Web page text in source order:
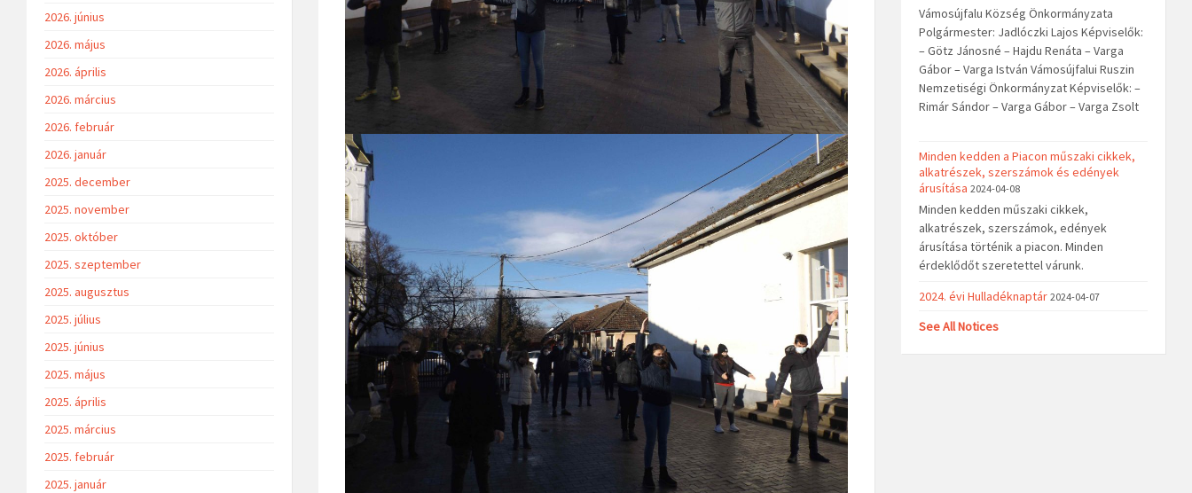
2026. június
2026. május
2026. április
2026. március
2026. február
2026. január
2025. december
2025. november
2025. október
2025. szeptember
2025. augusztus
2025. július
2025. június
2025. május
2025. április
2025. március
2025. február
2025. január
Vámosújfalu Község Önkormányzata
Polgármester: Jadlóczki Lajos Képviselők:
– Götz Jánosné – Hajdu Renáta – Varga
Gábor – Varga István Vámosújfalui Ruszin
Nemzetiségi Önkormányzat Képviselők: –
Rimár Sándor – Varga Gábor – Varga Zsolt
Minden kedden a Piacon műszaki cikkek,
alkatrészek, szerszámok és edények
árusítása 2024-04-08
Minden kedden műszaki cikkek,
alkatrészek, szerszámok, edények
árusítása történik a piacon. Minden
érdeklődőt szeretettel várunk.
2024. évi Hulladéknaptár 2024-04-07
See All Notices